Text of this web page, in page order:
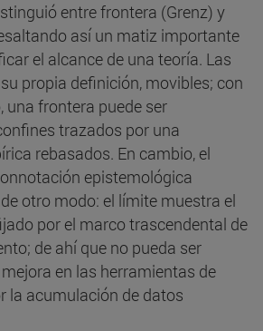
entre frontera (Grenz) y
así un matiz importante
el alcance de una teoría. Las
propia definición, movibles; con
una frontera puede ser
trazados por una
rebasados. En cambio, el
epistemológica
otro modo: el límite muestra el
por el marco trascendental de
de ahí que no pueda ser
en las herramientas de
la acumulación de datos